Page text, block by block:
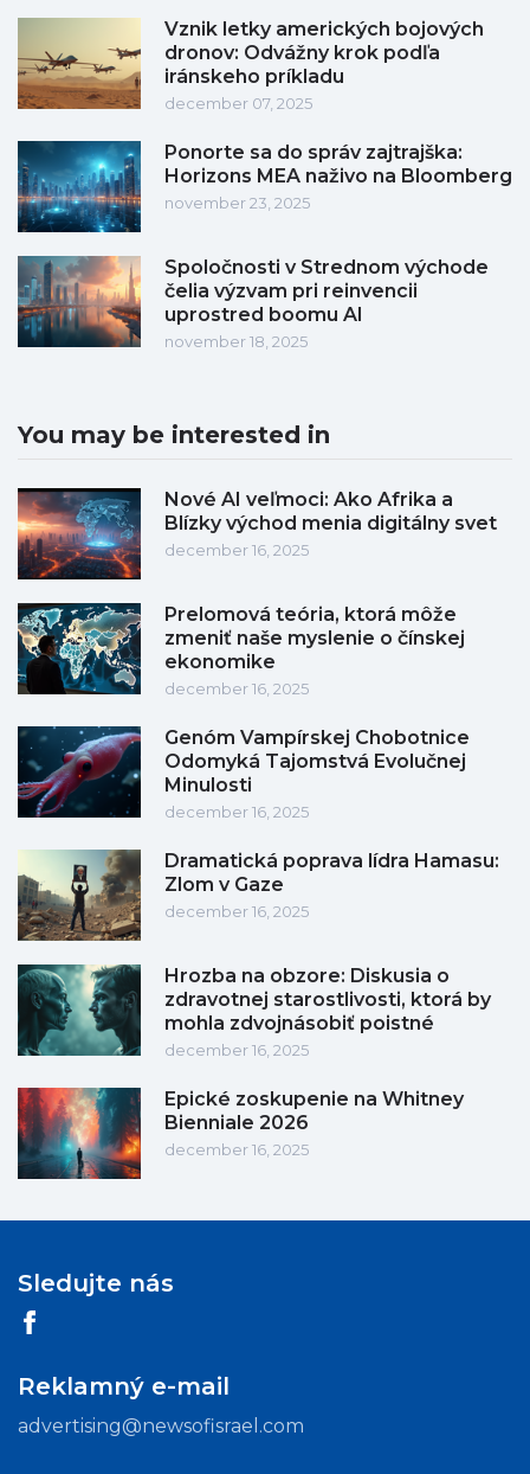
Vznik letky amerických bojových
dronov: Odvážny krok podľa
iránskeho príkladu
december 07, 2025
Ponorte sa do správ zajtrajška:
Horizons MEA naživo na Bloomberg
november 23, 2025
Spoločnosti v Strednom východe
čelia výzvam pri reinvencii
uprostred boomu AI
november 18, 2025
You may be interested in
Nové AI veľmoci: Ako Afrika a
Blízky východ menia digitálny svet
december 16, 2025
Prelomová teória, ktorá môže
zmeniť naše myslenie o čínskej
ekonomike
december 16, 2025
Genóm Vampírskej Chobotnice
Odomyká Tajomstvá Evolučnej
Minulosti
december 16, 2025
Dramatická poprava lídra Hamasu:
Zlom v Gaze
december 16, 2025
Hrozba na obzore: Diskusia o
zdravotnej starostlivosti, ktorá by
mohla zdvojnásobiť poistné
december 16, 2025
Epické zoskupenie na Whitney
Bienniale 2026
december 16, 2025
Sledujte nás
Reklamný e-mail
advertising@newsofisrael.com